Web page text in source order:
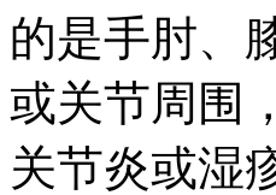
的是手肘、
或关节周围
关节炎或湿